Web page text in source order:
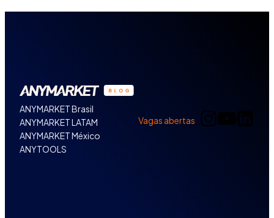
ANYMARKET Brasil
ANYMARKET LATAM
ANYMARKET México
ANYTOOLS
Vagas abertas